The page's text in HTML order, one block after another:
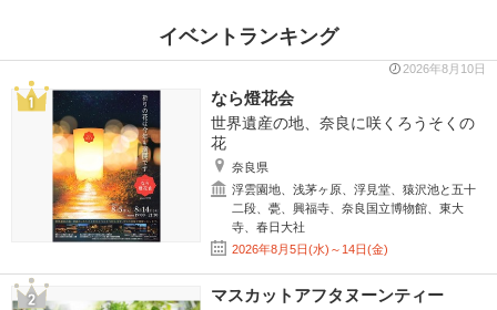
イベントランキング
2026年8月10日
なら燈花会
世界遺産の地、奈良に咲くろうそくの
花
奈良県
浮雲園地、浅茅ヶ原、浮見堂、猿沢池と五十
二段、甍、興福寺、奈良国立博物館、東大
寺、春日大社
2026年8月5日(水)～14日(金)
マスカットアフタヌーンティー